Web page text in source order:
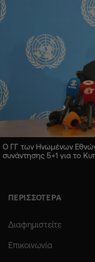
Ο ΓΓ των Ηνωμένων
συνάντησης 5+1 για το
ΠΕΡΙΣΣΟΤΕΡΑ
Διαφημιστείτε
Επικοινωνία